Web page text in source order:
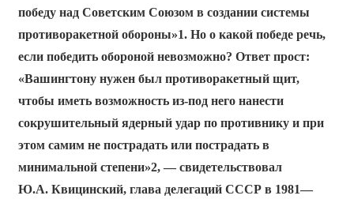
победу над Советским Союзом в создании системы
противоракетной обороны»1. Но о какой победе речь,
если победить обороной невозможно? Ответ прост:
«Вашингтону нужен был противоракетный щит,
чтобы иметь возможность из-под него нанести
сокрушительный ядерный удар по противнику и при
этом самим не пострадать или пострадать в
минимальной степени»2, — свидетельствовал
Ю.А. Квицинский, глава делегаций СССР в 1981—